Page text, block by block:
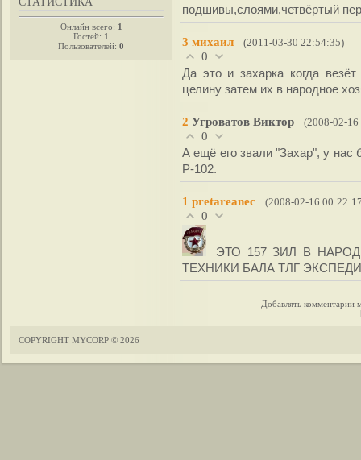
Онлайн всего: 1
Гостей: 1
Пользователей: 0
подшивы,слоями,четвёртый
3 михаил (2011-03-30 22:54:35)
0
Да это и захарка когда
целину затем их в народное
2 Угроватов Виктор (2008-02-
0
А ещё его звали "Захар", у
Р-102.
1 pretareanec (2008-02-16
0
ЭТО 157 ЗИЛ В
ТЕХНИКИ БАЛА ТЛГ
Добавлять комментарии
COPYRIGHT MYCORP © 2026